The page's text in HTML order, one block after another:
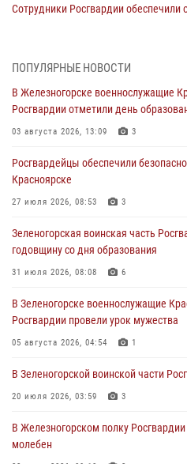
Сотрудники Росгвардии
в серии краж из супермаркета
04 августа 2026, 06:50
познакомили отдыхающих детей с
03 августа 2026, 13:12
Росгвардии отметили день
03 августа 2026, 13:09
годовщину со дня образования
31 июля 2026, 08:08
ПОПУЛЯРНЫЕ НОВОСТИ
В Железногорске военнослужащие
Росгвардии отметили день
03 августа 2026, 13:09 3
Росгвардейцы обеспечили
Красноярске
27 июля 2026, 08:53 3
Зеленогорская воинская часть
годовщину со дня образования
31 июля 2026, 08:08 6
В Зеленогорске военнослужащие
Росгвардии провели урок мужества
05 августа 2026, 04:54 1
В Зеленогорской воинской части
20 июля 2026, 03:59 3
В Железногорском полку
молебен